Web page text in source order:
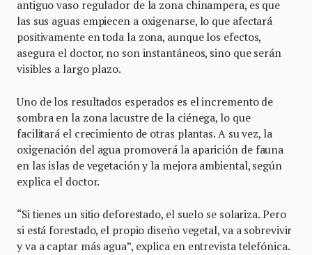
antiguo vaso regulador de la zona chinampera, es que
las sus aguas empiecen a oxigenarse, lo que afectará
positivamente en toda la zona, aunque los efectos,
asegura el doctor, no son instantáneos, sino que serán
visibles a largo plazo.
Uno de los resultados esperados es el incremento de
sombra en la zona lacustre de la ciénega, lo que
facilitará el crecimiento de otras plantas. A su vez, la
oxigenación del agua promoverá la aparición de fauna
en las islas de vegetación y la mejora ambiental, según
explica el doctor.
“Si tienes un sitio deforestado, el suelo se solariza. Pero
si está forestado, el propio diseño vegetal, va a sobrevivir
y va a captar más agua”, explica en entrevista telefónica.